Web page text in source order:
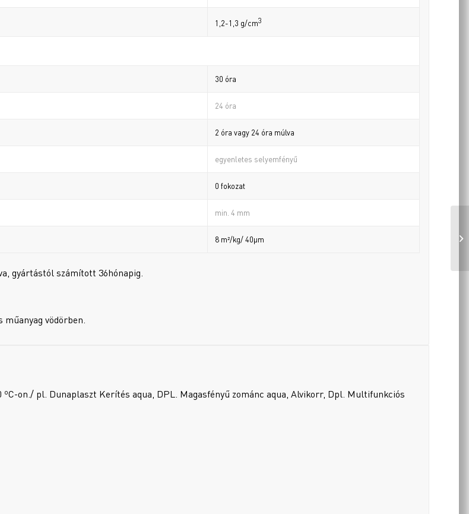
1,2-1,3 g/cm3
30 óra
24 óra
2 óra vagy 24 óra múlva
egyenletes selyemfényű
0 fokozat
min. 4 mm
8 m²/kg/ 40µm
gyártástól számított 36hónapig.
vödörben.
on./ pl. Dunaplaszt Kerítés aqua, DPL. Magasfényű zománc aqua, Alvikorr, Dpl. Multifunkciós